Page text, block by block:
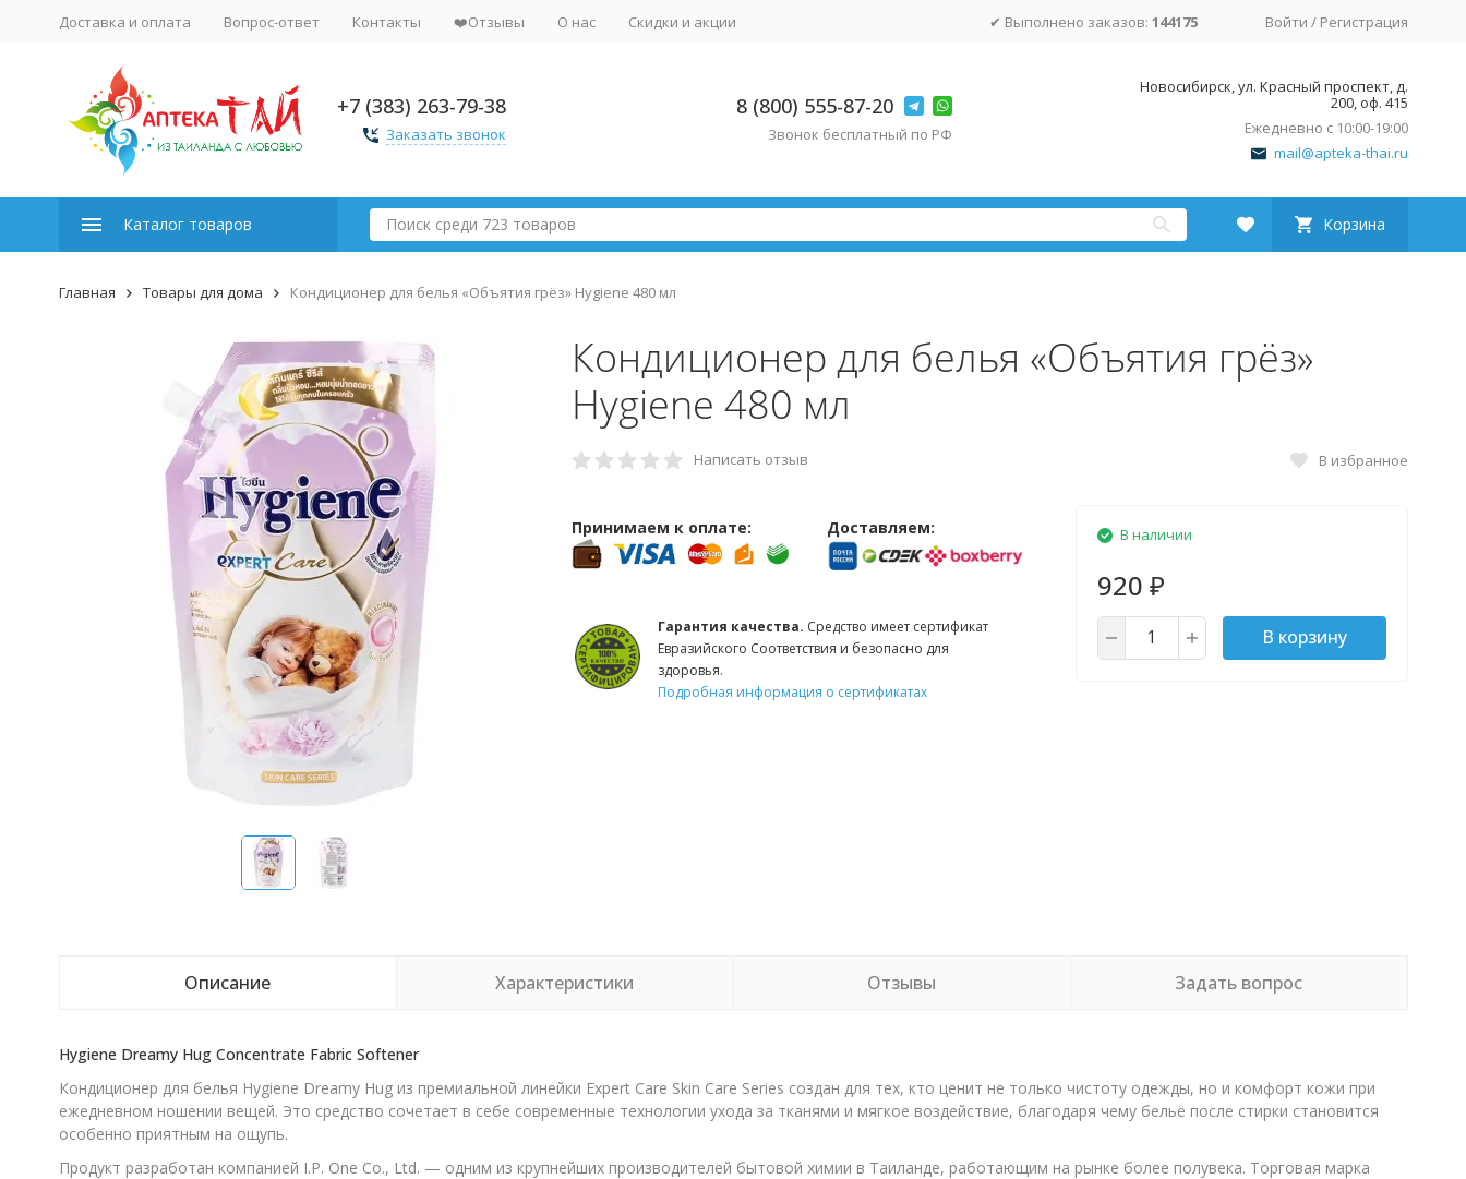
Доставка и оплата Вопрос-ответ Контакты ❤️Отзывы О нас Скидки и акции ✔ Выполнено заказов: 144175 Войти / Регистрация
+7 (383) 263-79-38
Заказать звонок
8 (800) 555-87-20
Звонок бесплатный по РФ
Новосибирск, ул. Красный проспект, д.
200, оф. 415
Ежедневно с 10:00-19:00
mail@apteka-thai.ru
Каталог товаров Корзина
Главная Товары для дома Кондиционер для белья «Объятия грёз» Hygiene 480 мл
Кондиционер для белья «Объятия грёз»
Hygiene 480 мл
Написать отзыв В избранное
Принимаем к оплате: Доставляем:
Гарантия качества. Средство имеет сертификат
Евразийского Соответствия и безопасно для
здоровья.
Подробная информация о сертификатах
В наличии
920 ₽
В корзину
Описание Характеристики Отзывы Задать вопрос
Hygiene Dreamy Hug Concentrate Fabric Softener
Кондиционер для белья Hygiene Dreamy Hug из премиальной линейки Expert Care Skin Care Series создан для тех, кто ценит не только чистоту одежды, но и комфорт кожи при
ежедневном ношении вещей. Это средство сочетает в себе современные технологии ухода за тканями и мягкое воздействие, благодаря чему бельё после стирки становится
особенно приятным на ощупь.
Продукт разработан компанией I.P. One Co., Ltd. — одним из крупнейших производителей бытовой химии в Таиланде, работающим на рынке более полувека. Торговая марка